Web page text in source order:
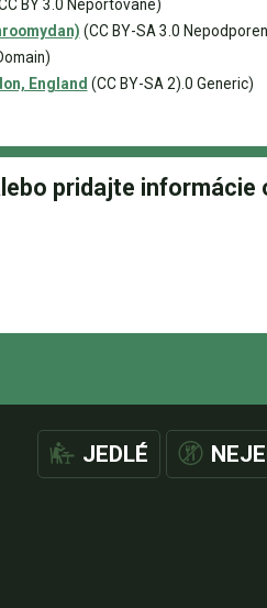
BY 3.0 Neportované)
(CC BY-SA 3.0
England (CC BY-SA 2).0 Generic)
JEDLÉ